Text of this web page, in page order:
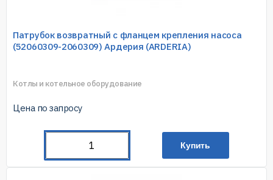
Патрубок возвратный с фланцем крепления насоса
(52060309-2060309) Ардерия (ARDERIA)
Котлы и котельное оборудование
Цена по запросу
Купить